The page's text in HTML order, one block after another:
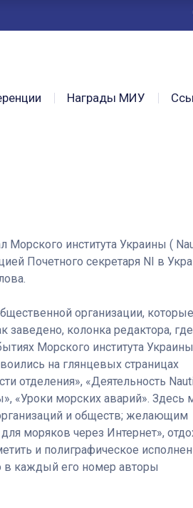
Награды МИУ
Морского института Украины (
Почетного секретаря NI в
организации, которые
колонка редактора, где
Морского института
на глянцевых страницах
отделения», «Деятельность
«Уроки морских аварий». Здесь
и обществ; желающим
моряков через Интернет»,
и полиграфическое
в каждый его номер авторы